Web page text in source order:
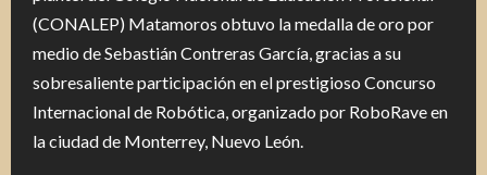
(CONALEP) Matamoros obtuvo la medalla de oro por
medio de Sebastián Contreras García, gracias a su
sobresaliente participación en el prestigioso Concurso
Internacional de Robótica, organizado por RoboRave en
la ciudad de Monterrey, Nuevo León.